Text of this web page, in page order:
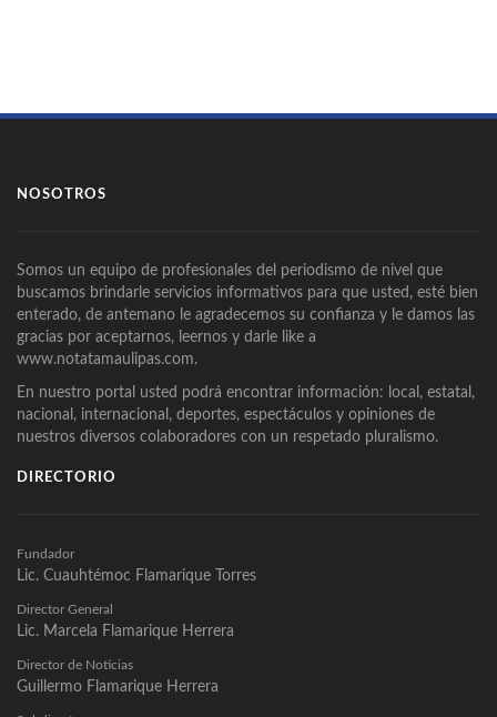
NOSOTROS
Somos un equipo de profesionales del periodismo de nivel que
buscamos brindarle servicios informativos para que usted, esté bien
enterado, de antemano le agradecemos su confianza y le damos las
gracias por aceptarnos, leernos y darle like a
www.notatamaulipas.com.
En nuestro portal usted podrá encontrar información: local, estatal,
nacional, internacional, deportes, espectáculos y opiniones de
nuestros diversos colaboradores con un respetado pluralismo.
DIRECTORIO
Fundador
Lic. Cuauhtémoc Flamarique Torres
Director General
Lic. Marcela Flamarique Herrera
Director de Noticias
Guillermo Flamarique Herrera